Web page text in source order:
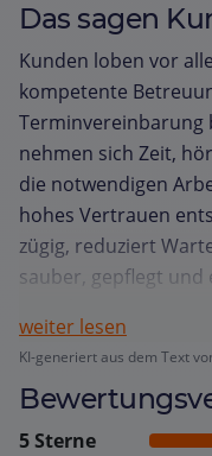
Das sagen
Kunden loben vor
kompetente
Terminvereinbarung
nehmen sich Zeit,
die notwendigen
hohes Vertrauen
zügig, reduziert
sauber, gepflegt und
hervorgehoben,
Organisation für
Zusatzangebote wie
weiter lesen
KI-generiert aus dem Text
5 Sterne